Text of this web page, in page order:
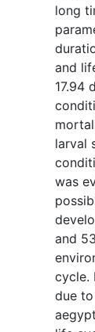
long
and
17.94
larval
was
and
cycle.
due